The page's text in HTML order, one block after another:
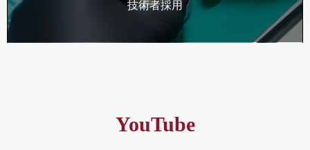
技術者採用
YouTube